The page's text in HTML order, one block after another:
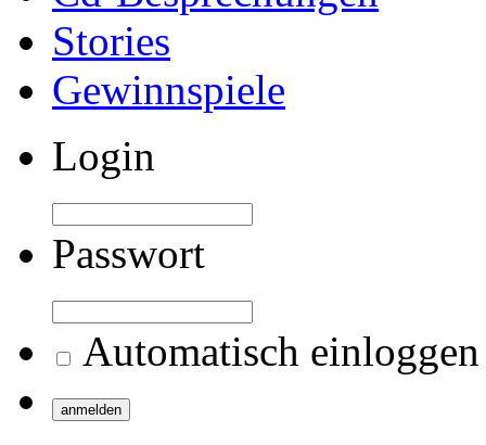
Stories
Gewinnspiele
Login
Passwort
Automatisch einloggen